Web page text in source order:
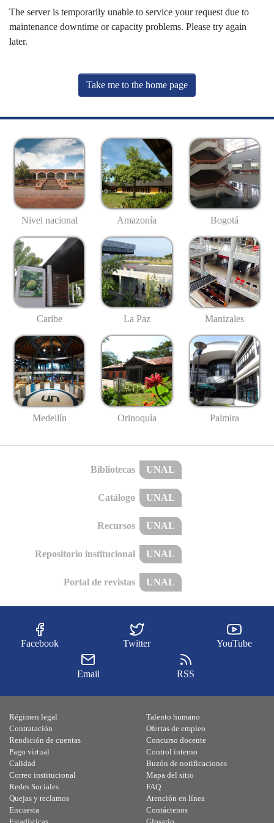
The server is temporarily unable to service your request due to
maintenance downtime or capacity problems. Please try again
later.
Take me to the home page
Nivel nacional Amazonía Bogotá
Caribe La Paz Manizales
Medellín Orinoquía Palmira
Bibliotecas UNAL
Catálogo UNAL
Recursos UNAL
Repositorio institucional UNAL
Portal de revistas UNAL
Facebook Twitter YouTube
Email RSS
Régimen legal
Contratación
Rendición de cuentas
Pago virtual
Calidad
Talento humano
Ofertas de empleo
Concurso docente
Control interno
Buzón de notificaciones
Correo institucional
Redes Sociales
Quejas y reclamos
Encuesta
Mapa del sitio
FAQ
Atención en línea
Contáctenos